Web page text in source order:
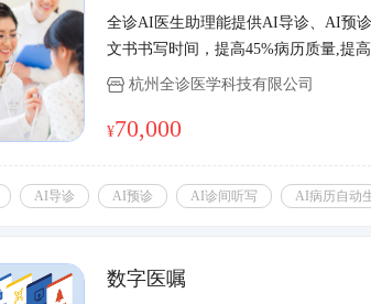
全诊AI医生助理能提供AI导诊、AI预
文书书写时间，提高45%病历质量,提
杭州全诊医学科技有限公司
¥70,000
AI导诊 AI预诊 AI诊间听写 AI病历自动
数字医嘱